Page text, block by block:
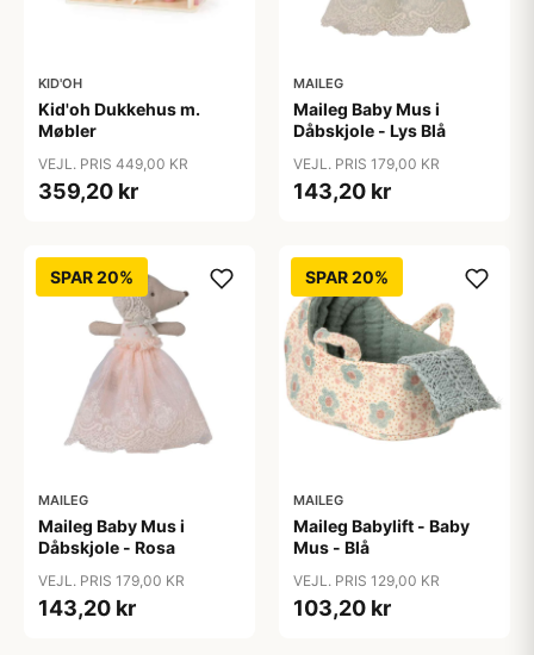
KID'OH
Kid'oh Dukkehus m.
Møbler
VEJL. PRIS 449,00 KR
359,20 kr
MAILEG
Maileg Baby Mus i
Dåbskjole - Lys Blå
VEJL. PRIS 179,00 KR
143,20 kr
SPAR 20%
MAILEG
Maileg Baby Mus i
Dåbskjole - Rosa
VEJL. PRIS 179,00 KR
143,20 kr
SPAR 20%
MAILEG
Maileg Babylift - Baby
Mus - Blå
VEJL. PRIS 129,00 KR
103,20 kr